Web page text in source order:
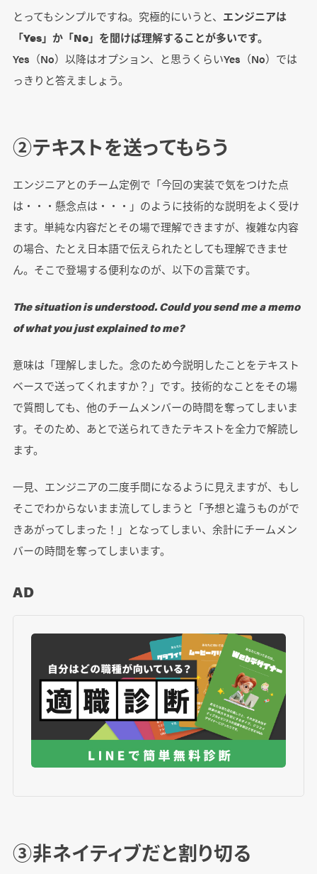
とってもシンプルですね。究極的にいうと、 エンジニアは
「Yes」か「No」を聞けば理解することが多いです。
Yes（No）以降はオプション、と思うくらいYes（No）では
っきりと答えましょう。
②テキストを送ってもらう
エンジニアとのチーム定例で「今回の実装で気をつけた点
は・・・懸念点は・・・」のように技術的な説明をよく受け
ます。単純な内容だとその場で理解できますが、複雑な内容
の場合、たとえ日本語で伝えられたとしても理解できませ
ん。そこで登場する便利なのが、以下の言葉です。
The situation is understood. Could you send me a memo
of what you just explained to me?
意味は「理解しました。念のため今説明したことをテキスト
ベースで送ってくれますか？」です。技術的なことをその場
で質問しても、他のチームメンバーの時間を奪ってしまいま
す。そのため、あとで送られてきたテキストを全力で解読し
ます。
一見、エンジニアの二度手間になるように見えますが、もし
そこでわからないまま流してしまうと「予想と違うものがで
きあがってしまった！」となってしまい、余計にチームメン
バーの時間を奪ってしまいます。
AD
③非ネイティブだと割り切る